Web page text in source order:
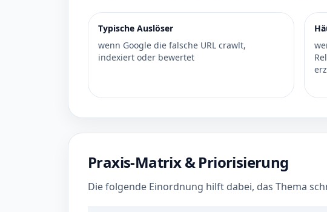
Typische Auslöser
wenn Google die falsche URL crawlt,
indexiert oder bewertet
Praxis-Matrix & Priorisierung
Die folgende Einordnung hilft dabei, das Thema